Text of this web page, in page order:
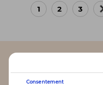
Consentement
1 2 3
CLAQUETTES